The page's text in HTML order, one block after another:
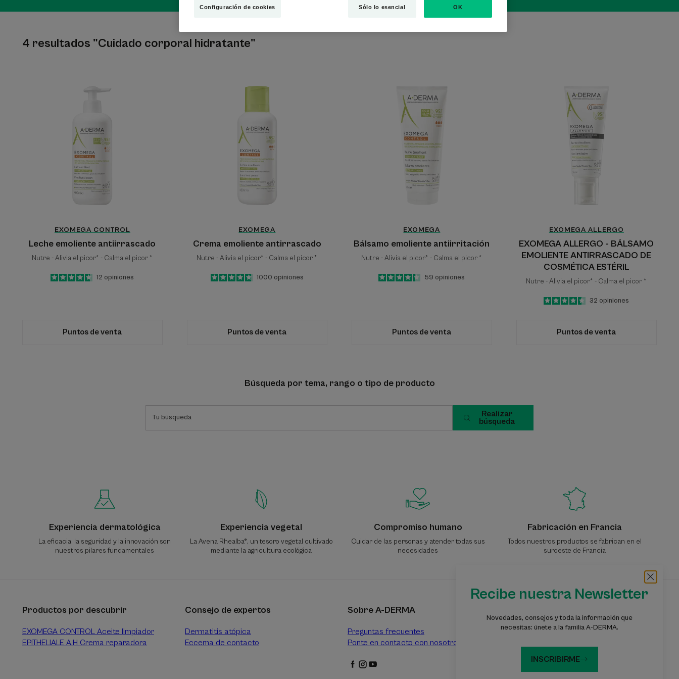
4 resultados "Cuidado corporal hidratante"
emoliente
EXOMEGA CONTROL
Leche emoliente antiirrascado
Nutre - Alivia el picor* - Calma el picor *
4.7
/
5
12 opiniones
Puntos de venta
EXOMEGA
Crema emoliente antirrascado
Nutre - Alivia el picor* - Calma el picor *
4.8
/5
1000 opiniones
Puntos de venta
antiirritación
EXOMEGA
Bálsamo emoliente antiirritación
Nutre - Alivia el picor* - Calma el picor *
4.3
/
5
59 opiniones
Puntos de venta
ALLERGO
-
BÁLSAMO
EMOLIENTE
ANTIRRASCADO
DE
COSMÉTICA
ESTÉRIL
EXOMEGA ALLERGO
EXOMEGA ALLERGO - BÁLSAMO
EMOLIENTE ANTIRRASCADO DE
COSMÉTICA ESTÉRIL
Nutre - Alivia el picor* - Calma el picor *
4.5
/
5
32 opiniones
Puntos de venta
Búsqueda por tema, rango o tipo de producto
Realizar
búsqueda
Recibe nuestra Newsletter
Novedades, consejos y toda la información que
necesitas: únete a la familia A-DERMA.
INSCRIBIRME
Experiencia dermatológica
La eficacia, la seguridad y la innovación son
nuestros pilares fundamentales
Experiencia vegetal
La Avena Rhealba®, un tesoro vegetal cultivado
mediante la agricultura ecológica
Compromiso humano
Cuidar de las personas y atender todas sus
necesidades
Fabricación en Francia
Todos nuestros productos se fabrican en el
suroeste de Francia
Información, consejos y sugerencias: forma
NEWSLETTER
Productos por descubrir
EXOMEGA CONTROL Aceite limpiador
EPITHELIALE A.H Crema reparadora
Consejo de expertos
Dermatitis atópica
Eccema de contacto
Sobre A-DERMA
Preguntas frecuentes
Ponte en contacto con nosotros
Configuración de cookies Sólo lo esencial OK